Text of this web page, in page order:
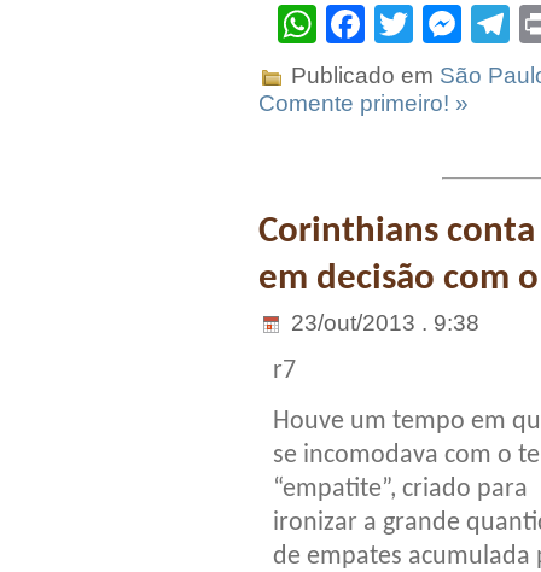
WhatsApp
Facebook
Twitter
Publicado em São
Comente primeiro! »
Corinthians
em decisão com
23/out/2013 . 9:38
r7
Houve um tempo em
se incomodava com o
“empatite”, criado para
ironizar a grande
de empates acumulada